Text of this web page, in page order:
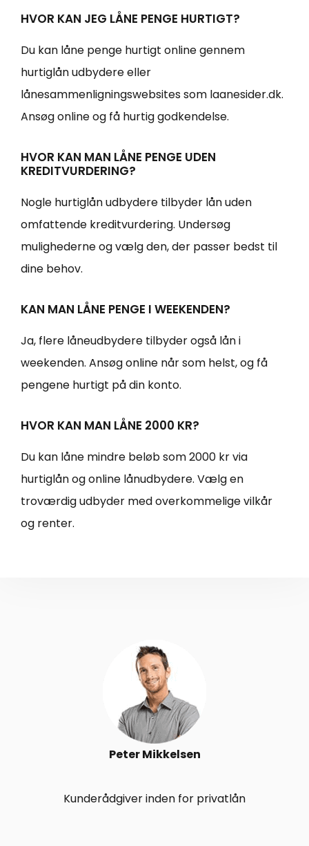
HVOR KAN JEG LÅNE PENGE HURTIGT?
Du kan låne penge hurtigt online gennem
hurtiglån udbydere eller
lånesammenligningswebsites som laanesider.dk.
Ansøg online og få hurtig godkendelse.
HVOR KAN MAN LÅNE PENGE UDEN
KREDITVURDERING?
Nogle hurtiglån udbydere tilbyder lån uden
omfattende kreditvurdering. Undersøg
mulighederne og vælg den, der passer bedst til
dine behov.
KAN MAN LÅNE PENGE I WEEKENDEN?
Ja, flere låneudbydere tilbyder også lån i
weekenden. Ansøg online når som helst, og få
pengene hurtigt på din konto.
HVOR KAN MAN LÅNE 2000 KR?
Du kan låne mindre beløb som 2000 kr via
hurtiglån og online lånudbydere. Vælg en
troværdig udbyder med overkommelige vilkår
og renter.
Peter Mikkelsen
Kunderådgiver inden for privatlån